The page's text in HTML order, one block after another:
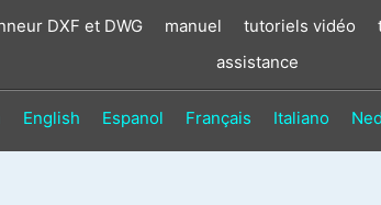
DXF et DWG manuel tutoriels vidéo
assistance
English Espanol Français Italiano